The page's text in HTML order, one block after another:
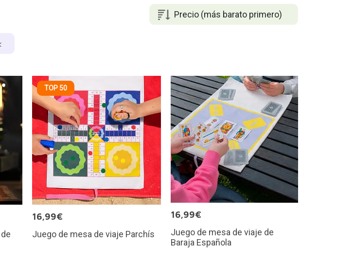
Precio (más barato primero)
TOP 50
16,99€
Juego de mesa de viaje Parchís
16,99€
Juego de mesa de viaje de
Baraja Española